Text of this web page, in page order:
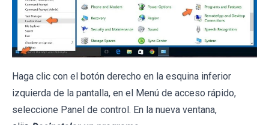
Haga clic con el botón derecho en la esquina inferior
izquierda de la pantalla, en el Menú de acceso rápido,
seleccione Panel de control. En la nueva ventana,